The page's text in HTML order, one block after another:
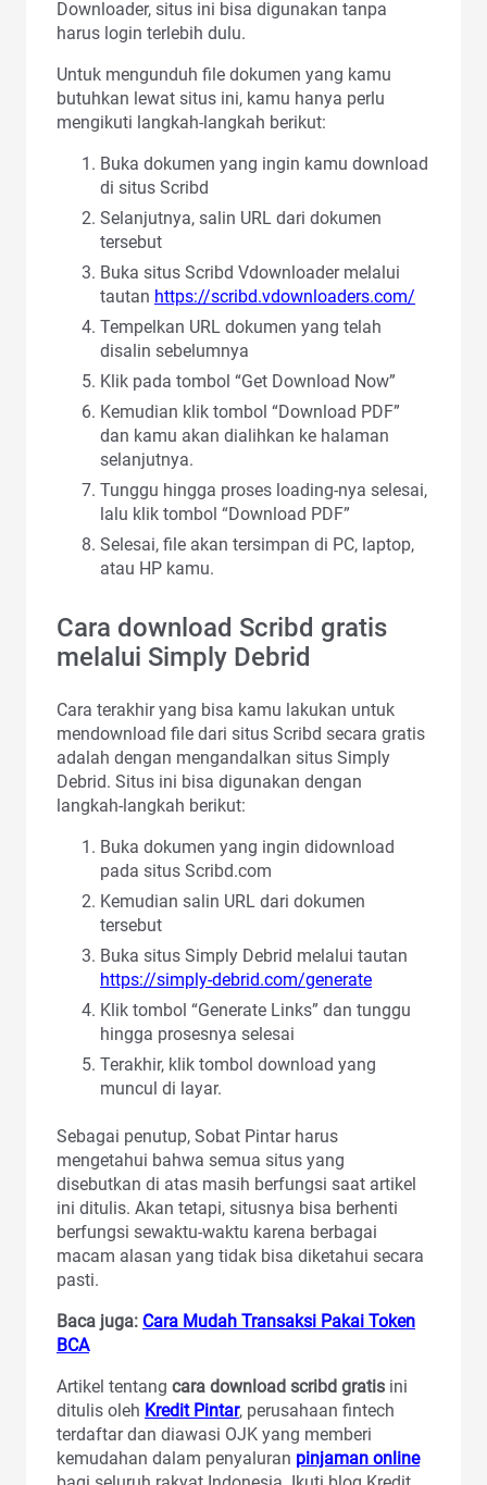
Downloader, situs ini bisa digunakan tanpa
harus login terlebih dulu.
Untuk mengunduh file dokumen yang kamu
butuhkan lewat situs ini, kamu hanya perlu
mengikuti langkah-langkah berikut:
Buka dokumen yang ingin kamu download
di situs Scribd
Selanjutnya, salin URL dari dokumen
tersebut
Buka situs Scribd Vdownloader melalui
tautan https://scribd.vdownloaders.com/
Tempelkan URL dokumen yang telah
disalin sebelumnya
Klik pada tombol “Get Download Now”
Kemudian klik tombol “Download PDF”
dan kamu akan dialihkan ke halaman
selanjutnya.
Tunggu hingga proses loading-nya selesai,
lalu klik tombol “Download PDF”
Selesai, file akan tersimpan di PC, laptop,
atau HP kamu.
Cara download Scribd gratis
melalui Simply Debrid
Cara terakhir yang bisa kamu lakukan untuk
mendownload file dari situs Scribd secara gratis
adalah dengan mengandalkan situs Simply
Debrid. Situs ini bisa digunakan dengan
langkah-langkah berikut:
Buka dokumen yang ingin didownload
pada situs Scribd.com
Kemudian salin URL dari dokumen
tersebut
Buka situs Simply Debrid melalui tautan
https://simply-debrid.com/generate
Klik tombol “Generate Links” dan tunggu
hingga prosesnya selesai
Terakhir, klik tombol download yang
muncul di layar.
Sebagai penutup, Sobat Pintar harus
mengetahui bahwa semua situs yang
disebutkan di atas masih berfungsi saat artikel
ini ditulis. Akan tetapi, situsnya bisa berhenti
berfungsi sewaktu-waktu karena berbagai
macam alasan yang tidak bisa diketahui secara
pasti.
Baca juga: Cara Mudah Transaksi Pakai Token
BCA
Artikel tentang cara download scribd gratis ini
ditulis oleh Kredit Pintar, perusahaan fintech
terdaftar dan diawasi OJK yang memberi
kemudahan dalam penyaluran pinjaman online